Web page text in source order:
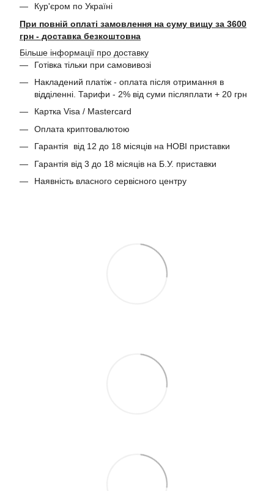
Кур'єром по Україні
При повній оплаті замовлення на суму вищу за 3600
грн - доставка безкоштовна
Більше інформації про доставку
Готівка тільки при самовивозі
Накладений платіж - оплата після отримання в
відділенні. Тарифи - 2% від суми післяплати + 20 грн
Картка Visa / Mastercard
Оплата криптовалютою
Гарантія від 12 до 18 місяців на НОВІ приставки
Гарантія від 3 до 18 місяців на Б.У. приставки
Наявність власного сервісного центру